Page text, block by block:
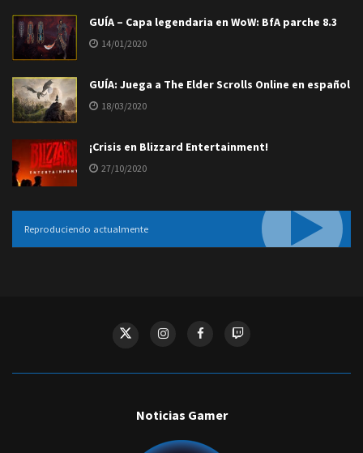
GUÍA – Capa legendaria en WoW: BfA parche 8.3
14/01/2020
GUÍA: Juega a The Elder Scrolls Online en español
18/03/2020
¡Crisis en Blizzard Entertainment!
27/10/2020
Reproduciendo actualmente
Noticias Gamer